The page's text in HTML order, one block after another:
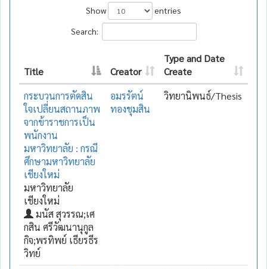
Show
entries
Search:
Title Creator
Type and Date
Create
กระบวนการตัดสิน
ใจเปลี่ยนสถานภาพ
จากข้าราชการเป็น
พนักงาน
มหาวิทยาลัย : กรณี
ศึกษามหาวิทยาลัย
เชียงใหม่
มหาวิทยาลัย
เชียงใหม่
มนัส สุวรรณ;เศ
กสิน ศรีวัฒนานุกูล
กิจ;พรทิพย์ เธียรธีร
วิทย์
อมรรัตน์
ทองชุมสิน
วิทยานิพนธ์/Thesis